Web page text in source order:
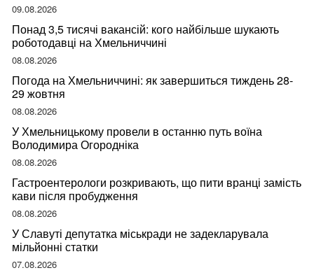
09.08.2026
Понад 3,5 тисячі вакансій: кого найбільше шукають
роботодавці на Хмельниччині
08.08.2026
Погода на Хмельниччині: як завершиться тиждень 28-
29 жовтня
08.08.2026
У Хмельницькому провели в останню путь воїна
Володимира Огородніка
08.08.2026
Гастроентерологи розкривають, що пити вранці замість
кави після пробудження
08.08.2026
У Славуті депутатка міськради не задекларувала
мільйонні статки
07.08.2026